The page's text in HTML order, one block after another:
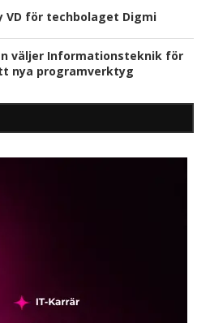
VD för techbolaget Digmi
väljer Informationsteknik för
nya programverktyg